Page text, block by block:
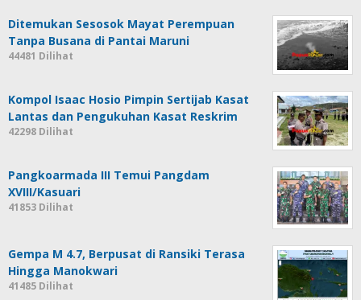
Ditemukan Sesosok Mayat Perempuan
Tanpa Busana di Pantai Maruni
44481 Dilihat
Kompol Isaac Hosio Pimpin Sertijab Kasat
Lantas dan Pengukuhan Kasat Reskrim
42298 Dilihat
Pangkoarmada III Temui Pangdam
XVIII/Kasuari
41853 Dilihat
Gempa M 4.7, Berpusat di Ransiki Terasa
Hingga Manokwari
41485 Dilihat